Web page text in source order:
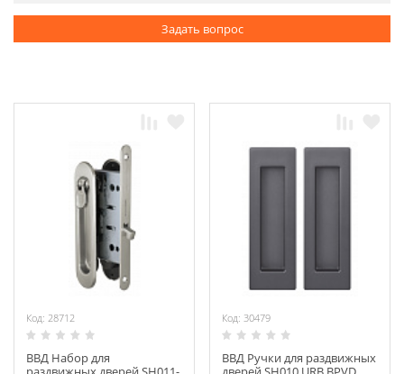
Задать вопрос
Код: 28712
ВВД Набор для
Код: 30479
ВВД Ручки для раздвижных